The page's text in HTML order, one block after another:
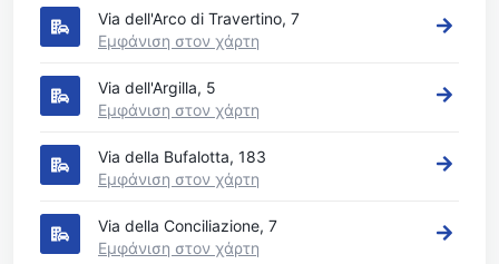
Via dell'Arco di Travertino, 7
Εμφάνιση στον χάρτη
Via dell'Argilla, 5
Εμφάνιση στον χάρτη
Via della Bufalotta, 183
Εμφάνιση στον χάρτη
Via della Conciliazione, 7
Εμφάνιση στον χάρτη